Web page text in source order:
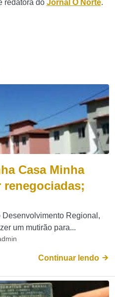
redatora do Jornal O Norte.
Casa Minha
renegociadas;
Regional,
um mutirão para...
Continuar lendo